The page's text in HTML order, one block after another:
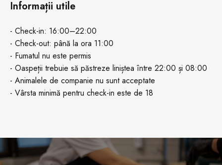
Informații utile
- Check-in: 16:00–22:00
- Check-out: până la ora 11:00
- Fumatul nu este permis
- Oaspeții trebuie să păstreze liniștea între 22:00 și 08:00
- Animalele de companie nu sunt acceptate
- Vârsta minimă pentru check-in este de 18